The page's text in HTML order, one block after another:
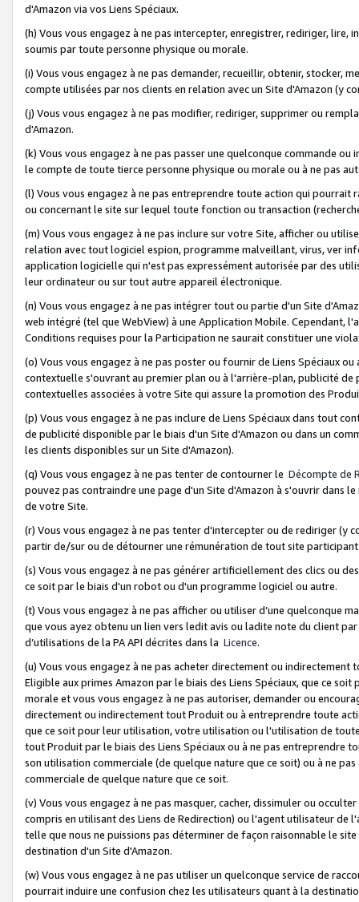
d'Amazon via vos Liens Spéciaux.
(h) Vous vous engagez à ne pas intercepter, enregistrer, rediriger,
soumis par toute personne physique ou morale.
(i) Vous vous engagez à ne pas demander, recueillir, obtenir, stocker,
compte utilisées par nos clients en relation avec un Site d'Amazon (y
(j) Vous vous engagez à ne pas modifier, rediriger, supprimer ou
d'Amazon.
(k) Vous vous engagez à ne pas passer une quelconque commande
le compte de toute tierce personne physique ou morale ou à ne pas
(l) Vous vous engagez à ne pas entreprendre toute action qui
ou concernant le site sur lequel toute fonction ou transaction
(m) Vous vous engagez à ne pas inclure sur votre Site, afficher ou
relation avec tout logiciel espion, programme malveillant, virus, ver
application logicielle qui n'est pas expressément autorisée par des
leur ordinateur ou sur tout autre appareil électronique.
(n) Vous vous engagez à ne pas intégrer tout ou partie d'un Site
web intégré (tel que WebView) à une Application Mobile. Cependant,
Conditions requises pour la Participation ne saurait constituer une
(o) Vous vous engagez à ne pas poster ou fournir de Liens Spéciaux
contextuelle s'ouvrant au premier plan ou à l'arrière-plan, publicité
contextuelles associées à votre Site qui assure la promotion des
(p) Vous vous engagez à ne pas inclure de Liens Spéciaux dans tout
de publicité disponible par le biais d'un Site d'Amazon ou dans un
les clients disponibles sur un Site d'Amazon).
(q) Vous vous engagez à ne pas tenter de contourner le Décompte de
pouvez pas contraindre une page d'un Site d'Amazon à s'ouvrir dans
de votre Site.
(r) Vous vous engagez à ne pas tenter d'intercepter ou de rediriger
partir de/sur ou de détourner une rémunération de tout site
(s) Vous vous engagez à ne pas générer artificiellement des clics ou
ce soit par le biais d'un robot ou d'un programme logiciel ou autre.
(t) Vous vous engagez à ne pas afficher ou utiliser d’une quelconque
que vous ayez obtenu un lien vers ledit avis ou ladite note du client
d’utilisations de la PA API décrites dans la Licence.
(u) Vous vous engagez à ne pas acheter directement ou
Eligible aux primes Amazon par le biais des Liens Spéciaux, que ce
morale et vous vous engagez à ne pas autoriser, demander ou
directement ou indirectement tout Produit ou à entreprendre toute
que ce soit pour leur utilisation, votre utilisation ou l'utilisation de
tout Produit par le biais des Liens Spéciaux ou à ne pas entreprendre
son utilisation commerciale (de quelque nature que ce soit) ou à ne
commerciale de quelque nature que ce soit.
(v) Vous vous engagez à ne pas masquer, cacher, dissimuler ou
compris en utilisant des Liens de Redirection) ou l'agent utilisateur
telle que nous ne puissions pas déterminer de façon raisonnable le
destination d'un Site d'Amazon.
(w) Vous vous engagez à ne pas utiliser un quelconque service de
pourrait induire une confusion chez les utilisateurs quant à la